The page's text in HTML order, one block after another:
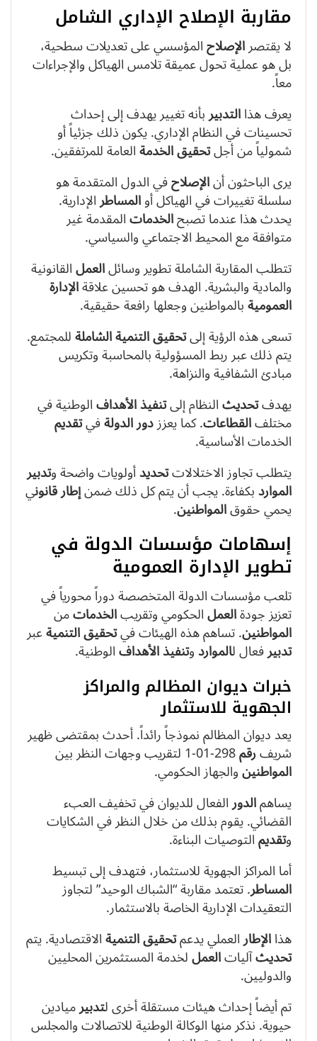
مقاربة الإصلاح الإداري الشامل
لا يقتصرالإصلاحالمؤسسي على تعديلات سطحية،
بل هو عملية تحول عميقة تلامس الهياكل والإجراءات
معاً.
يعرف هذاالتدبيربأنه تغيير يهدف إلى إحداث
تحسينات في النظام الإداري. يكون ذلك جزئياً أو
شمولياً من أجلتحقيقالخدمةالعامة للمرتفقين.
يرى الباحثون أنالإصلاحفي الدول المتقدمة هو
سلسلة تغييرات في الهياكل أوالمساطرالإدارية.
يحدث هذا عندما تصبحالخدماتالمقدمة غير
متوافقة مع المحيط الاجتماعي والسياسي.
تتطلب المقاربة الشاملة تطوير وسائلالعملالقانونية
والمادية والبشرية. الهدف هو تحسين علاقةالإدارة
العموميةبالمواطنين وجعلها رافعة حقيقية.
تسعى هذه الرؤية إلىتحقيقالتنمية الشاملةللمجتمع.
يتم ذلك عبر ربط المسؤولية بالمحاسبة وتكريس
مبادئ الشفافية والنزاهة.
يهدفتحديثالنظام إلىتنفيذالأهدافالوطنية في
مختلفالقطاعات. كما يعززدورالدولةفيتقديم
الخدمات الأساسية.
يتطلب تجاوز الاختلالاتتحديدأولويات واضحة وتدبير
المواردبكفاءة. يجب أن يتم كل ذلك ضمنإطارقانوني
يحمي حقوقالمواطنين.
إسهامات مؤسسات الدولة في
تطوير الإدارة العمومية
تلعب مؤسسات الدولة المتخصصة دوراً محورياً في
تعزيز جودةالعملالحكومي وتقريبالخدماتمن
المواطنين. تساهم هذه الهيئات فيتحقيقالتنميةعبر
تدبيرفعال لالمواردوتنفيذالأهدافالوطنية.
خبرات ديوان المظالم والمراكز
الجهوية للاستثمار
يعد ديوان المظالم نموذجاً رائداً. أحدث بمقتضى ظهير
شريفرقم
المواطنينوالجهاز الحكومي.
يساهمالدورالفعال للديوان في تخفيف العبء
القضائي. يقوم بذلك من خلال النظر في الشكايات
وتقديمالتوصيات البناءة.
أما المراكز الجهوية للاستثمار، فتهدف إلى تبسيط
المساطر. تعتمد مقاربة “الشباك الوحيد” لتجاوز
التعقيدات الإدارية الخاصة بالاستثمار.
هذاالإطارالعملي يدعمتحقيقالتنميةالاقتصادية. يتم
تحديثآلياتالعمللخدمة المستثمرين المحليين
والدوليين.
تم أيضاً إحداث هيئات مستقلة أخرى لتدبيرميادين
حيوية. نذكر منها الوكالة الوطنية للاتصالات والمجلس